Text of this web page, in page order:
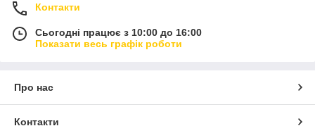
Контакти
Сьогодні працює з 10:00 до 16:00
Показати весь графік роботи
Про нас
Контакти